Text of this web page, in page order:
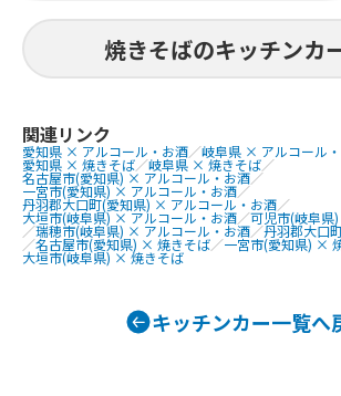
れ肉乗せ、【季節限定トッピング】お
やじの野菜まし、ナポリタン風焼きそ
ば「ミニナポ焼き」、ナポリタン風焼
きそば「ナポ焼き」900、炙り豚バラ
ナッツ、アメリカンドッグ、串フラン
ク、ポテトフライ、シャカシャカポテ
ト、チーズナポ焼きドッグ、ナポ焼き
ドッグ、ジャンボ牛串焼き、ジャンボ牛
串ステーキ700、湘南しらなみ熟成豚の
串焼き、肉巻き串おにぎり、厚切り豚タ
ン串焼き、かき氷、星降るかき氷、マ
ンクリームソーダ、アルコールフリー
ビール、レモンスカッシュ、ノンアル
焼きそばのキッチンカ
関連リンク
愛知県 × アルコール・お酒／岐阜県 × アルコール
愛知県 × 焼きそば／岐阜県 × 焼きそば／
名古屋市(愛知県) × アルコール・お酒／
一宮市(愛知県) × アルコール・お酒／
丹羽郡大口町(愛知県) × アルコール・お酒／
大垣市(岐阜県) × アルコール・お酒／可児市(岐阜
／瑞穂市(岐阜県) × アルコール・お酒／丹羽郡大口
／名古屋市(愛知県) × 焼きそば／一宮市(愛知県) ×
大垣市(岐阜県) × 焼きそば
キッチンカー一覧へ